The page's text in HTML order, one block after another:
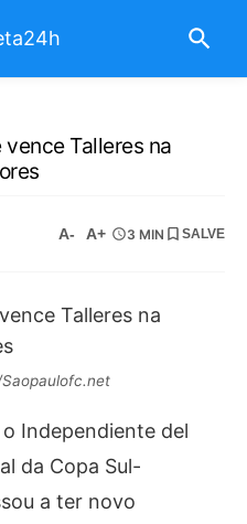
Talleres na
A- A+ 3 MIN SALVE
Independiente del
da Copa Sul-
a ter novo